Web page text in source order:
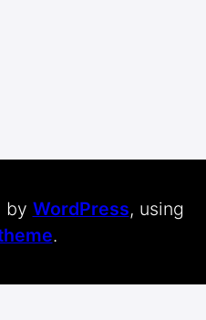
by WordPress, using
.